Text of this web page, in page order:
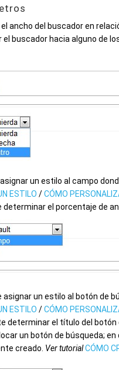
ancho del buscador en
el buscador hacia alguno de
asignar un estilo al campo
ESTILO /CÓMO
determinar el porcentaje de
asignar un estilo al botón de
ESTILO /CÓMO
determinar el título del botón
un botón de búsqueda; en
creado. Ver tutorialCÓMO